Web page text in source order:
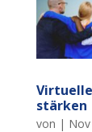
stärken
von |